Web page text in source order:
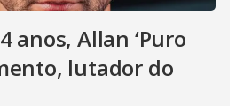
anos, Allan ‘Puro
lutador do